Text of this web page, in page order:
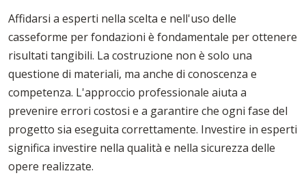
Affidarsi a esperti nella scelta e nell'uso delle
casseforme per fondazioni è fondamentale per ottenere
risultati tangibili. La costruzione non è solo una
questione di materiali, ma anche di conoscenza e
competenza. L'approccio professionale aiuta a
prevenire errori costosi e a garantire che ogni fase del
progetto sia eseguita correttamente. Investire in esperti
significa investire nella qualità e nella sicurezza delle
opere realizzate.